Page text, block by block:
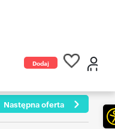
Dodaj
Następna oferta